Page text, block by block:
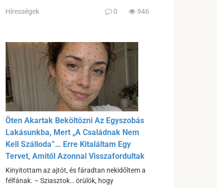
Hírességek 0 946
Öten Akartak Beköltözni Az Egyszobás
Lakásunkba, Mert „A Családnak Nem
Kell Szálloda”… Erre Kitaláltam Egy
Tervet, Amitől Azonnal Visszafordultak
Kinyitottam az ajtót, és fáradtan nekidőltem a
félfának. – Sziasztok… örülök, hogy